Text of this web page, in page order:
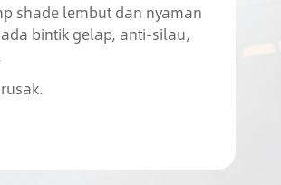
shade lembut dan nyaman
bintik gelap, anti-silau,